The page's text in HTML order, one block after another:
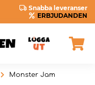
Snabba leveranser
ERBJUDANDEN
Monster Jam